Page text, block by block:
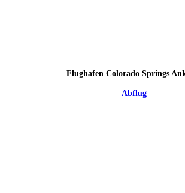
Flughafen Colorado Springs
Abflug